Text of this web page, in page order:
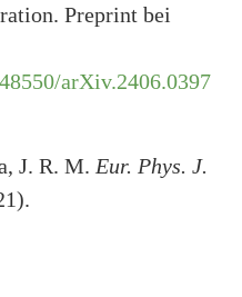
Preprint bei
arXiv.2406.0397
J. R. M. Eur. Phys. J.